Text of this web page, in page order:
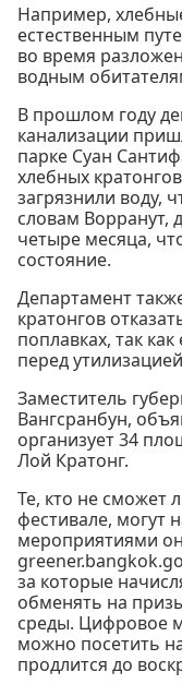
Например,
естественным
во время
водным
В прошлом году
канализации
парке Суан
хлебных
загрязнили воду,
словам Ворранут,
четыре месяца,
состояние.
Департамент
кратонгов
поплавках, так
перед
Заместитель
Вангсранбун,
организует 34
Лой Кратонг.
Те, кто не сможет
фестивале, могут
мероприятиями
за которые
обменять на
среды. Цифровое
можно посетить
продлится до